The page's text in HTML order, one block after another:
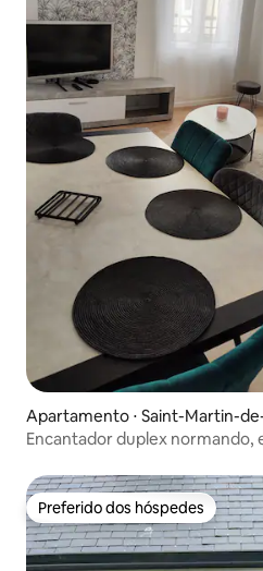
Apartamento ⋅ Saint-Martin-
Encantador duplex
Preferido dos hóspedes
Preferido dos hóspedes